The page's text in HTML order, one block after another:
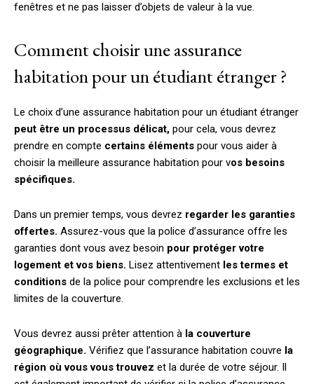
fenêtres et ne pas laisser d’objets de valeur à la vue.
Comment choisir une assurance
habitation pour un étudiant étranger ?
Le choix d’une assurance habitation pour un étudiant étranger
peut être un processus délicat, pour cela, vous devrez
prendre en compte certains éléments pour vous aider à
choisir la meilleure assurance habitation pour vos besoins
spécifiques.
Dans un premier temps, vous devrez regarder les garanties
offertes. Assurez-vous que la police d’assurance offre les
garanties dont vous avez besoin pour protéger votre
logement et vos biens. Lisez attentivement les termes et
conditions de la police pour comprendre les exclusions et les
limites de la couverture.
Vous devrez aussi prêter attention à la couverture
géographique. Vérifiez que l’assurance habitation couvre la
région où vous vous trouvez et la durée de votre séjour. Il